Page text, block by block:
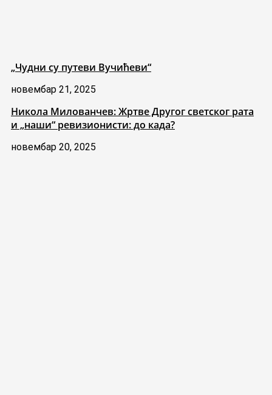
„Чудни су путеви Вучићеви“
новембар 21, 2025
Никола Милованчев: Жртве Другог светског рата
и „наши“ ревизионисти: до када?
новембар 20, 2025